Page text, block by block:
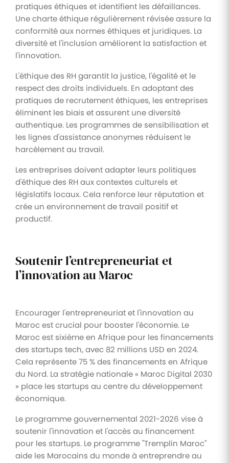
pratiques éthiques et identifient les défaillances.
Une charte éthique régulièrement révisée assure la
conformité aux normes éthiques et juridiques. La
diversité et l'inclusion améliorent la satisfaction et
l'innovation.
L'éthique des RH garantit la justice, l'égalité et le
respect des droits individuels. En adoptant des
pratiques de recrutement éthiques, les entreprises
éliminent les biais et assurent une diversité
authentique. Les programmes de sensibilisation et
les lignes d'assistance anonymes réduisent le
harcèlement au travail.
Les entreprises doivent adapter leurs politiques
d'éthique des RH aux contextes culturels et
législatifs locaux. Cela renforce leur réputation et
crée un environnement de travail positif et
productif.
Soutenir l’entrepreneuriat et
l’innovation au Maroc
Encourager l'entrepreneuriat et l'innovation au
Maroc est crucial pour booster l'économie. Le
Maroc est sixième en Afrique pour les financements
des startups tech, avec 82 millions USD en 2024.
Cela représente 75 % des financements en Afrique
du Nord. La stratégie nationale « Maroc Digital 2030
» place les startups au centre du développement
économique.
Le programme gouvernemental 2021-2026 vise à
soutenir l'innovation et l'accès au financement
pour les startups. Le programme "Tremplin Maroc"
aide les Marocains du monde à entreprendre au